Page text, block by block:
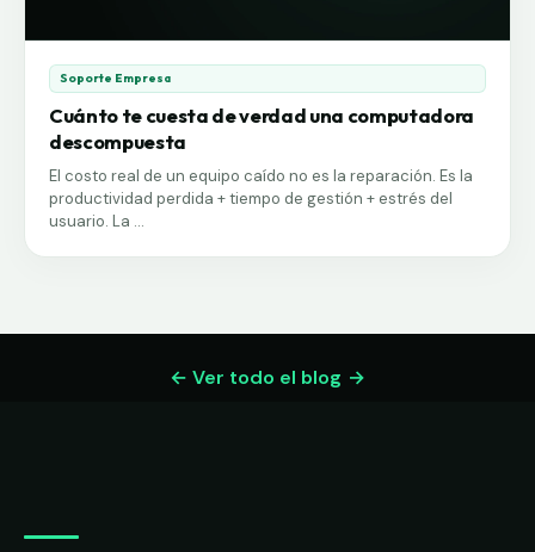
Soporte Empresa
Cuánto te cuesta de verdad una computadora
descompuesta
El costo real de un equipo caído no es la reparación. Es la
productividad perdida + tiempo de gestión + estrés del
usuario. La ...
← Ver todo el blog